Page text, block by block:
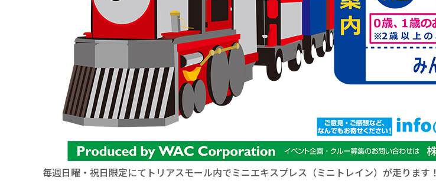
毎週日曜・祝日限定にてトリアスモール内でミニエキスプレス（ミニトレイン）が走ります！